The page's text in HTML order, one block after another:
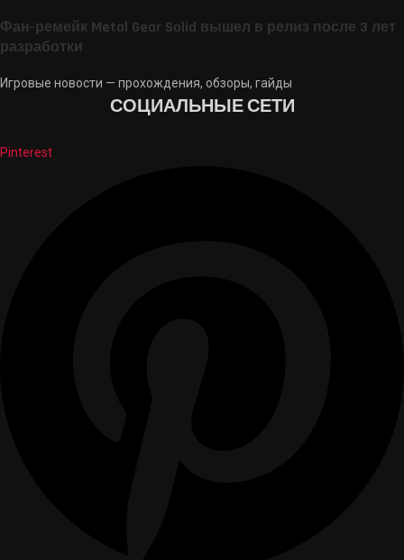
Фан-ремейк Metal Gear Solid вышел в релиз после 3 лет
разработки
Игровые новости — прохождения, обзоры, гайды
СОЦИАЛЬНЫЕ СЕТИ
Pinterest